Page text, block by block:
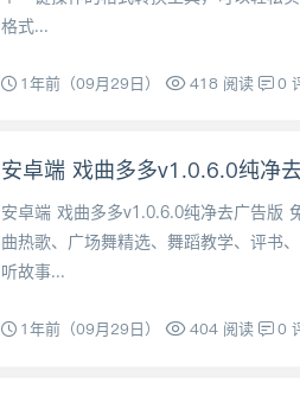
格式...
1年前（09月29日） 418 阅读 0
安卓端 戏曲多多v1.0.6.0纯净
安卓端 戏曲多多v1.0.6.0纯净去广告版
曲热歌、广场舞精选、舞蹈教学、评书
听故事...
1年前（09月29日） 404 阅读 0